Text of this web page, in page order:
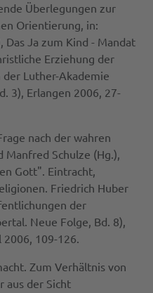
Überlegungen zur
Orientierung, in:
Das Ja zum Kind - Mandat
Erziehung der
Luther-Akademie
3), Erlangen 2006, 27-
nach der wahren
Manfred Schulze (Hg.),
Gott". Eintracht,
Friedrich Huber
der
Neue Folge, Bd. 8),
109-126.
Zum Verhältnis von
aus der Sicht